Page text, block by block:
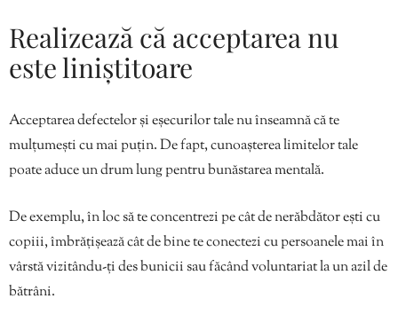
Realizează că acceptarea nu
este liniștitoare
Acceptarea defectelor și eșecurilor tale nu înseamnă că te
mulțumești cu mai puțin. De fapt, cunoașterea limitelor tale
poate aduce un drum lung pentru bunăstarea mentală.
De exemplu, în loc să te concentrezi pe cât de nerăbdător ești cu
copiii, îmbrățișează cât de bine te conectezi cu persoanele mai în
vârstă vizitându-ți des bunicii sau făcând voluntariat la un azil de
bătrâni.